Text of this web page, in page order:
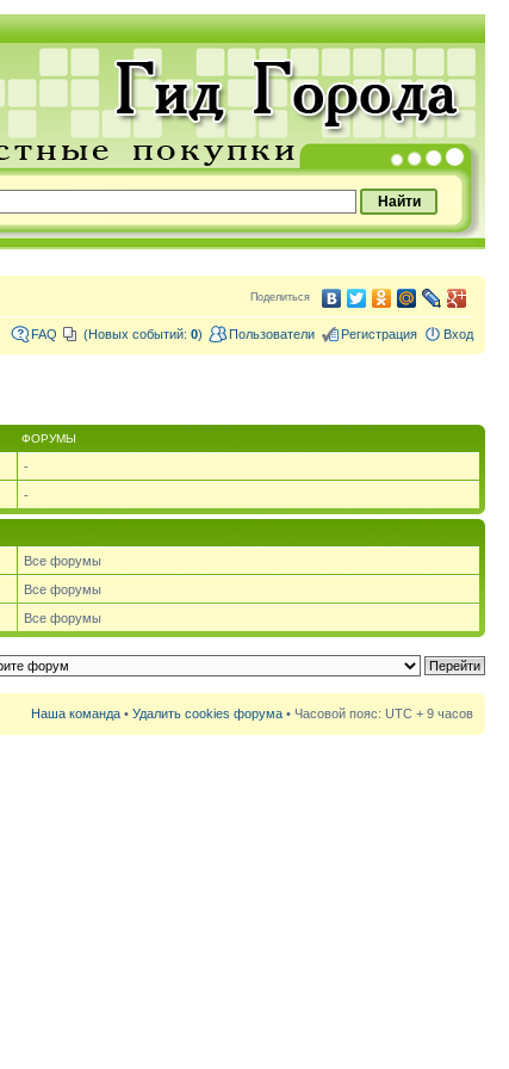
Поделиться
FAQ (Новых событий: 0) Пользователи Регистрация Вход
ФОРУМЫ
-
-
Все форумы
Все форумы
Все форумы
Наша команда • Удалить cookies форума • Часовой пояс: UTC + 9 часов